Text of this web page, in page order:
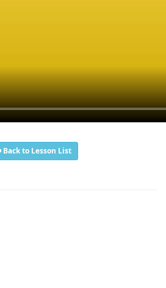
Back to Lesson List